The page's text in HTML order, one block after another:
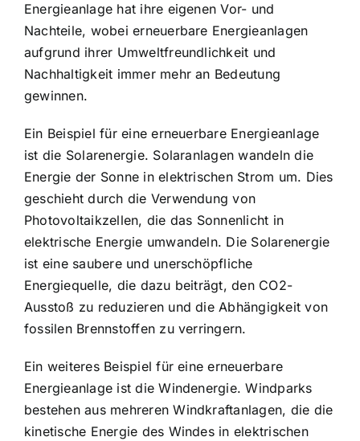
Energieanlage hat ihre eigenen Vor- und
Nachteile, wobei erneuerbare Energieanlagen
aufgrund ihrer Umweltfreundlichkeit und
Nachhaltigkeit immer mehr an Bedeutung
gewinnen.
Ein Beispiel für eine erneuerbare Energieanlage
ist die Solarenergie. Solaranlagen wandeln die
Energie der Sonne in elektrischen Strom um. Dies
geschieht durch die Verwendung von
Photovoltaikzellen, die das Sonnenlicht in
elektrische Energie umwandeln. Die Solarenergie
ist eine saubere und unerschöpfliche
Energiequelle, die dazu beiträgt, den CO2-
Ausstoß zu reduzieren und die Abhängigkeit von
fossilen Brennstoffen zu verringern.
Ein weiteres Beispiel für eine erneuerbare
Energieanlage ist die Windenergie. Windparks
bestehen aus mehreren Windkraftanlagen, die die
kinetische Energie des Windes in elektrischen